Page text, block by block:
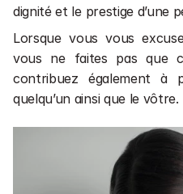
dignité et le prestige d’une
Lorsque vous vous
vous ne faites pas que
contribuez également à
quelqu’un ainsi que le vôtre.